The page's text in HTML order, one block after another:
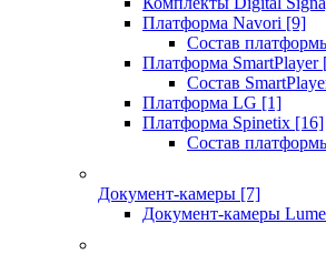
Платформа Navori [9]
Состав
Платформа SmartPlayer
Состав
Платформа LG [1]
Платформа Spinetix [16]
Состав
Документ-камеры [7]
Документ-камеры